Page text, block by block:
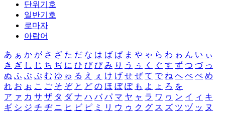
단위기호
일반기호
로마자
아랍어
あ ぁ か が さ ざ た だ な は ば ぱ ま や ゃ ら わ ゎ ん い ぃ
き ぎ し じ ち ぢ に ひ び ぴ み り う ぅ く ぐ す ず つ づ っ
ぬ ふ ぶ ぷ む ゆ ゅ る え ぇ け げ せ ぜ て で ね へ べ ぺ め
れ お ぉ こ ご そ ぞ と ど の ほ ぼ ぽ も よ ょ ろ を
ア ァ カ サ ザ タ ダ ナ ハ バ パ マ ヤ ャ ラ ワ ヮ ン イ ィ キ
ギ シ ジ チ ヂ ニ ヒ ビ ピ ミ リ ウ ゥ ク グ ス ズ ツ ヅ ッ ヌ